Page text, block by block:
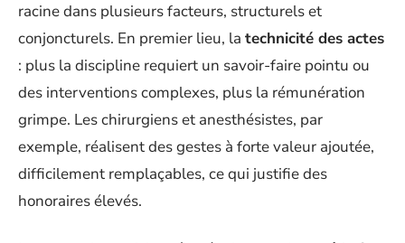
racine dans plusieurs facteurs, structurels et
conjoncturels. En premier lieu, la technicité des actes
: plus la discipline requiert un savoir-faire pointu ou
des interventions complexes, plus la rémunération
grimpe. Les chirurgiens et anesthésistes, par
exemple, réalisent des gestes à forte valeur ajoutée,
difficilement remplaçables, ce qui justifie des
honoraires élevés.